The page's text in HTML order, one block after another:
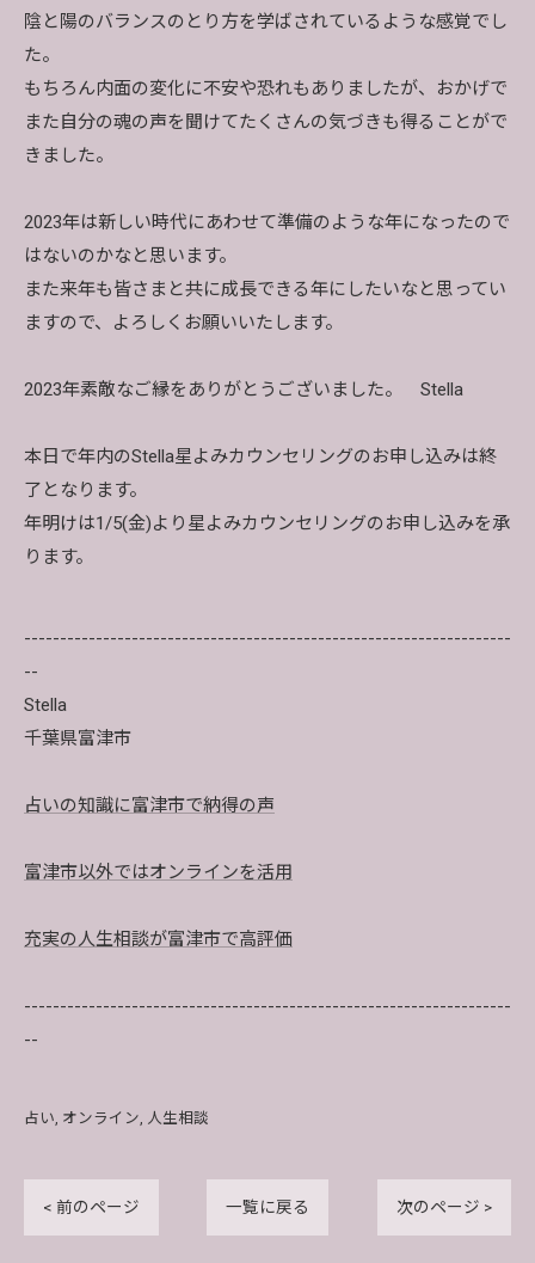
陰と陽のバランスのとり方を学ばされているような感覚でし
た。
もちろん内面の変化に不安や恐れもありましたが、おかげで
また自分の魂の声を聞けてたくさんの気づきも得ることがで
きました。
2023年は新しい時代にあわせて準備のような年になったので
はないのかなと思います。
また来年も皆さまと共に成長できる年にしたいなと思ってい
ますので、よろしくお願いいたします。
2023年素敵なご縁をありがとうございました。 Stella
本日で年内のStella星よみカウンセリングのお申し込みは終
了となります。
年明けは1/5(金)より星よみカウンセリングのお申し込みを承
ります。
--------------------------------------------------------------------
--
Stella
千葉県富津市
占いの知識に富津市で納得の声
富津市以外ではオンラインを活用
充実の人生相談が富津市で高評価
--------------------------------------------------------------------
--
占い オンライン 人生相談
< 前のページ 一覧に戻る 次のページ >